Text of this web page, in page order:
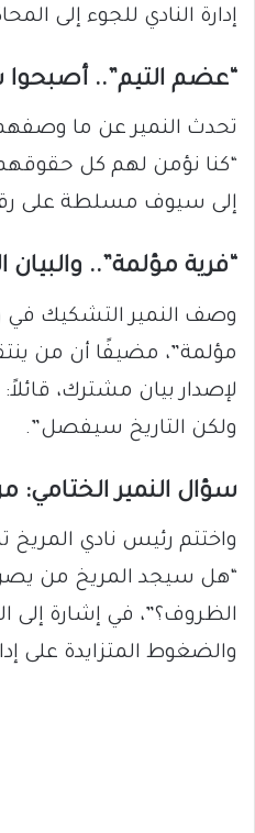
إدارة النادي للجوء إلى
“عضم التيم”.. أصبحوا
تحدث النمير عن ما وصفهم
“كنا نؤمن لهم كل
إلى سيوف مسلطة على
“فرية مؤلمة”..
وصف النمير التشكيك في
مؤلمة”، مضيفًا أن من
لإصدار بيان مشترك، قائلاً:
ولكن التاريخ سيفصل”.
سؤال النمير
واختتم رئيس نادي
“هل سيجد المريخ من
الظروف؟”، في إشارة إلى
والضغوط المتزايدة على